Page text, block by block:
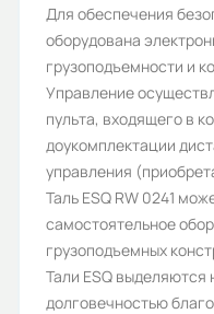
-20 +40
УХЛ 3.1
Степень
IP44
Способ
Подвесной
Для обеспечения
оборудована
грузоподъемности и
Управление
пульта, входящего в
доукомплектации
управления
Таль ESQ RW 0241
самостоятельное
грузоподъемных
Тали ESQ
долговечностью